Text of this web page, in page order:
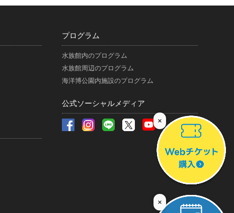
×
×
プログラム
水族館内のプログラム
水族館周辺のプログラム
海洋博公園内施設のプログラム
公式ソーシャルメディア